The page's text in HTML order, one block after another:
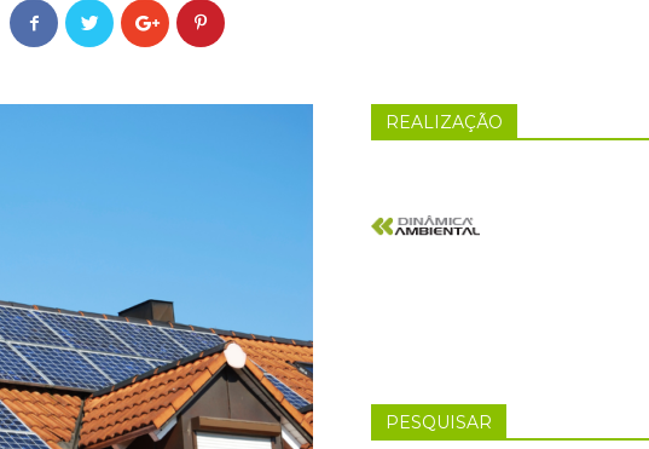
REALIZAÇÃO
PESQUISAR